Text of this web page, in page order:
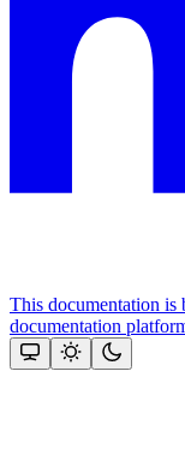
This documentation
documentation